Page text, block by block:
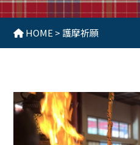
HOME > 護摩祈願